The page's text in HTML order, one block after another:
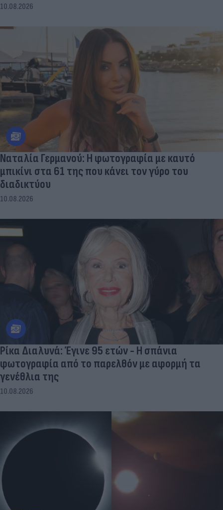
10.08.2026
Ναταλία Γερμανού: Η φωτογραφία με καυτό
μπικίνι στα 61 της που κάνει τον γύρο του
διαδικτύου
10.08.2026
Ρίκα Διαλυνά: Έγινε 95 ετών - Η σπάνια
φωτογραφία από το παρελθόν με αφορμή τα
γενέθλια της
10.08.2026